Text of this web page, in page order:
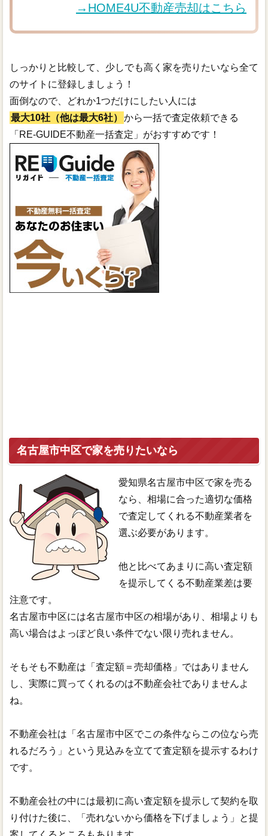
→HOME4U不動産売却はこちら
しっかりと比較して、少しでも高く家を売りたいなら全て
のサイトに登録しましょう！
面倒なので、どれか1つだけにしたい人には
最大10社（他は最大6社）
から一括で査定依頼できる
「RE-GUIDE不動産一括査定」がおすすめです！
名古屋市中区で家を売りたいなら
愛知県名古屋市中区で家を売る
なら、相場に合った適切な価格
で査定してくれる不動産業者を
選ぶ必要があります。
他と比べてあまりに高い査定額
を提示してくる不動産業差は要
注意です。
名古屋市中区には名古屋市中区の相場があり、相場よりも
高い場合はよっぽど良い条件でない限り売れません。
そもそも不動産は「査定額＝売却価格」ではありません
し、実際に買ってくれるのは不動産会社でありませんよ
ね。
不動産会社は「名古屋市中区でこの条件ならこの位なら売
れるだろう」という見込みを立てて査定額を提示するわけ
です。
不動産会社の中には最初に高い査定額を提示して契約を取
り付けた後に、「売れないから価格を下げましょう」と提